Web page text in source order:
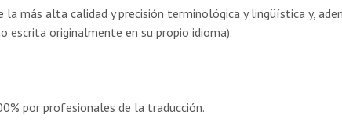
la más alta calidad y precisión terminológica y lingüística y,
escrita originalmente en su propio idioma).
por profesionales de la traducción.